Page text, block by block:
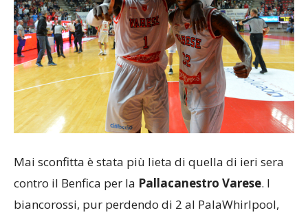
Mai sconfitta è stata più lieta di quella di ieri sera
contro il Benfica per la Pallacanestro Varese. I
biancorossi, pur perdendo di 2 al PalaWhirlpool,